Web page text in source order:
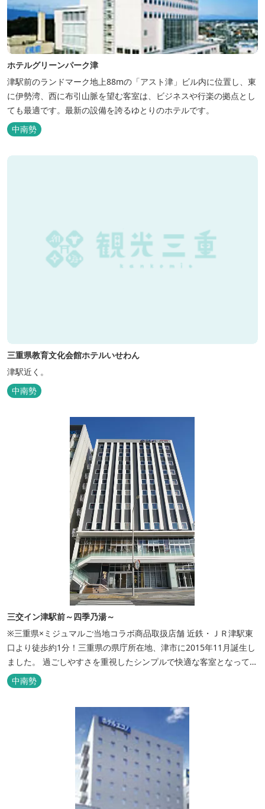
ホテルグリーンパーク津
津駅前のランドマーク地上88mの「アスト津」ビル内に位置し、東
に伊勢湾、西に布引山脈を望む客室は、ビジネスや行楽の拠点とし
ても最適です。最新の設備を誇るゆとりのホテルです。
中南勢
三重県教育文化会館ホテルいせわん
津駅近く。
中南勢
三交イン津駅前～四季乃湯～
※三重県×ミジュマルご当地コラボ商品取扱店舗 近鉄・ＪＲ津駅東
口より徒歩約1分！三重県の県庁所在地、津市に2015年11月誕生し
ました。 過ごしやすさを重視したシンプルで快適な客室となってお
り、ベッドはワイドなサイズで、羽毛布団をご用意。女性にやさし
いアメニティグッズを取り揃えており、連泊の方用にコインランド
リーもあります。 ご宿泊者専用の人工温泉大浴場「四季乃湯」で
中南勢